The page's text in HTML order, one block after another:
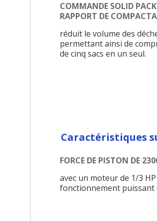
COMMANDE SOLID
RAPPORT DE
réduit le volume des
permettant ainsi de
de cinq sacs en un seul.
Caractéristiques
FORCE DE PISTON DE
avec un moteur de 1/3
fonctionnement puissant